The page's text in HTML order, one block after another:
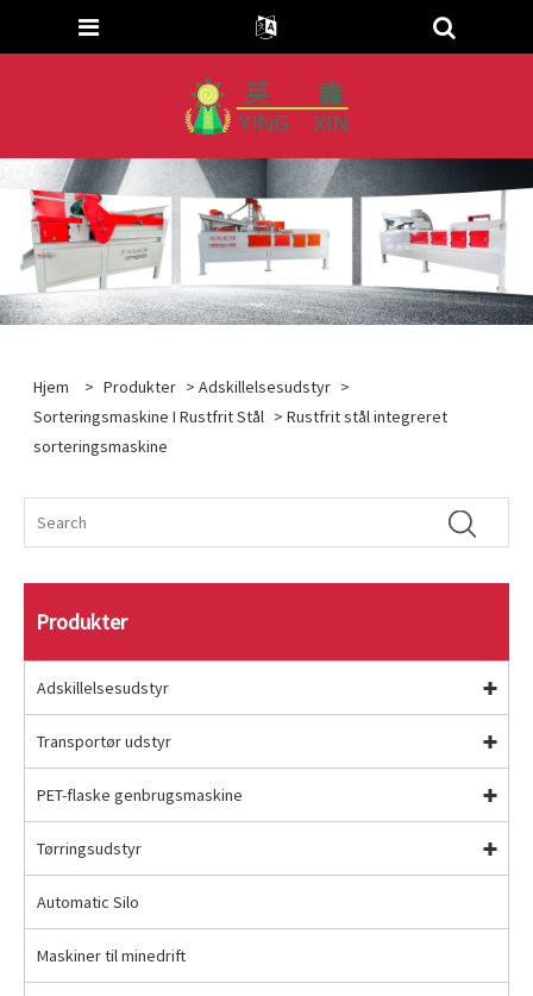
Hjem > Produkter >Adskillelsesudstyr >
Sorteringsmaskine I Rustfrit Stål > Rustfrit stål integreret
sorteringsmaskine
Produkter
Adskillelsesudstyr
Transportør udstyr
PET-flaske genbrugsmaskine
Tørringsudstyr
Automatic Silo
Maskiner til minedrift